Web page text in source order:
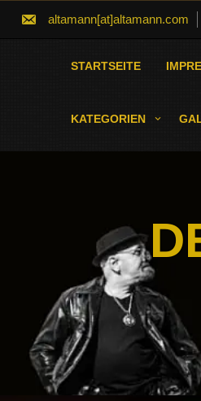
altamann[at]altamann.com
STARTSEITE
KATEGORIEN